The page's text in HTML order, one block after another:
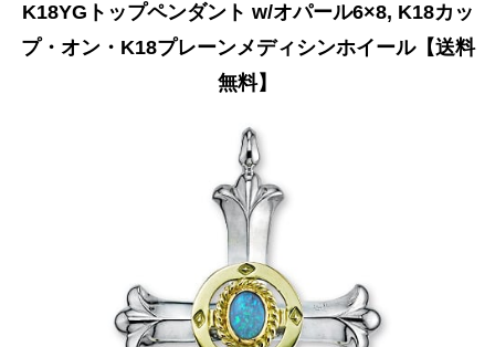
K18YGトップペンダント w/オパール6×8, K18カッ
プ・オン・K18プレーンメディシンホイール【送料
無料】